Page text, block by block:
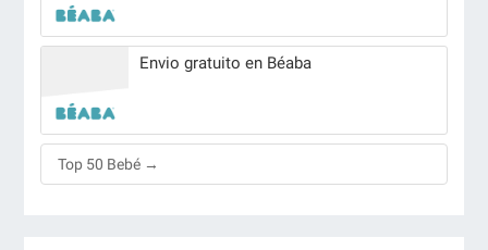
Envio gratuito en Béaba
Top 50 Bebé →